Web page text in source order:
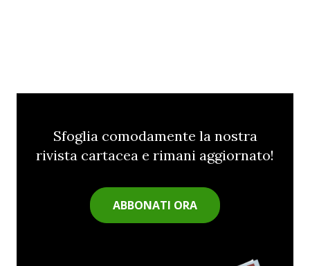
Sfoglia comodamente la nostra
rivista cartacea e rimani aggiornato!
ABBONATI ORA